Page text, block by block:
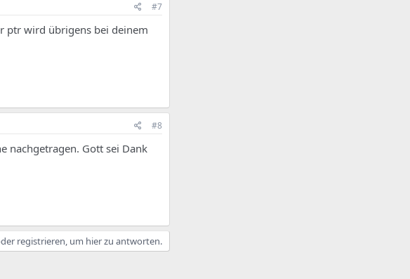
#7
ptr wird übrigens bei deinem
#8
nachgetragen. Gott sei Dank
registrieren, um hier zu antworten.